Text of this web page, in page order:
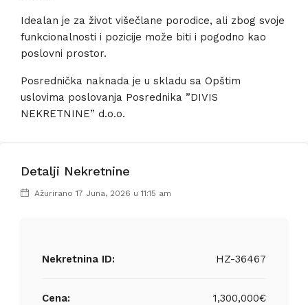
Idealan je za život višečlane porodice, ali zbog svoje
funkcionalnosti i pozicije može biti i pogodno kao
poslovni prostor.
Posrednička naknada je u skladu sa Opštim
uslovima poslovanja Posrednika ”DIVIS
NEKRETNINE” d.o.o.
Detalji Nekretnine
Ažurirano 17 Juna, 2026 u 11:15 am
Nekretnina ID: HZ-36467
Cena: 1,300,000€